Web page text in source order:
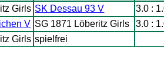
Girls SK Dessau 93 V
3.0 :
V SG 1871 Löberitz Girls
3.0 :
Girls spielfrei